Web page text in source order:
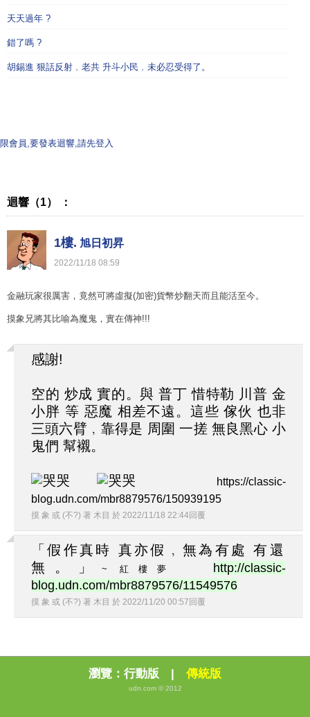
天天過年 ?
錯了嗎 ?
胡錫進 狠話反射﹐老共 升斗小民﹐未必忍受得了。
限會員,要發表迴響,請先登入
迴響（1） ：
1樓. 旭日初昇
2022/11/18 08:59
金融玩家很厲害，竟然可將虛擬(加密)貨幣炒翻天而且能活至今。
摸象兄將其比喻為魔鬼，實在傳神!!!
感謝!
空的 炒成 實的。與 普丁 惜特勒 川普 金
小胖 等 惡魔 相差不遠。這些 傢伙 也非
三頭六臂﹐靠得是 周圍 一搓 無良黑心 小
鬼們 幫襯。
https://classic-
blog.udn.com/mbr8879576/150939195
摸 象 或 (不?) 著 木目 於 2022/11/18 22:44回覆
「假作真時 真亦假﹐無為有處 有還
無。」
~ 紅樓夢
http://classic-
blog.udn.com/mbr8879576/11549576
摸 象 或 (不?) 著 木目 於 2022/11/20 00:57 回覆
瀏覽： 行動版 | 傳統版
udn.com © 2012